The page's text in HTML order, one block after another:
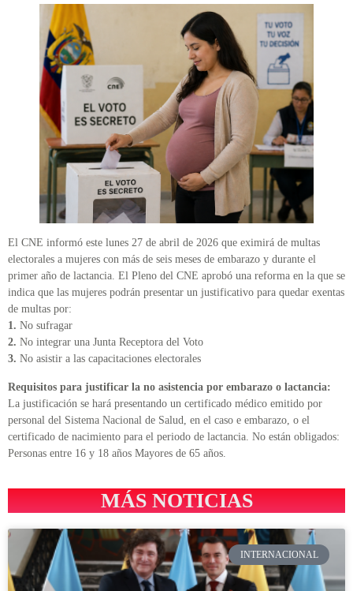
El CNE informó este lunes 27 de abril de 2026 que eximirá de multas
electorales a mujeres con más de seis meses de embarazo y durante el
primer año de lactancia. El Pleno del CNE aprobó una reforma en la que se
indica que las mujeres podrán presentar un justificativo para quedar exentas
de multas por:
1. No sufragar
2. No integrar una Junta Receptora del Voto
3. No asistir a las capacitaciones electorales
Requisitos para justificar la no asistencia por embarazo o lactancia:
La justificación se hará presentando un certificado médico emitido por
personal del Sistema Nacional de Salud, en el caso e embarazo, o el
certificado de nacimiento para el periodo de lactancia. No están obligados:
Personas entre 16 y 18 años Mayores de 65 años.
MÁS NOTICIAS
INTERNACIONAL